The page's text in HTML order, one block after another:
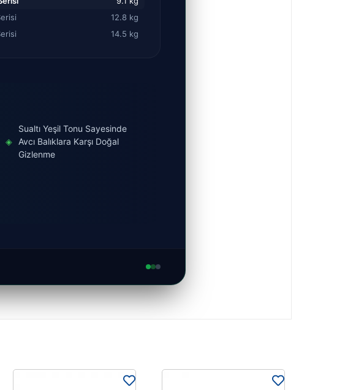
12.8 kg
14.5 kg
◈
Sualtı Yeşil Tonu Sayesinde
Avcı Balıklara Karşı Doğal
Gizlenme